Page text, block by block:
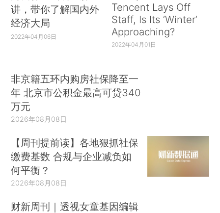
讲，带你了解国内外
经济大局
2022年04月06日
Tencent Lays Off
Staff, Is Its ‘Winter’
Approaching?
2022年04月01日
非京籍五环内购房社保降至一
年 北京市公积金最高可贷340
万元
2026年08月08日
【周刊提前读】各地狠抓社保
缴费基数 合规与企业减负如
何平衡？
2026年08月08日
财新周刊｜透视女童基因编辑